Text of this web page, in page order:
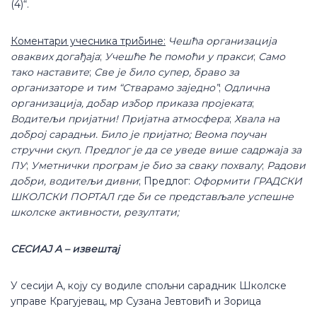
(4)“.
Коментари учесника трибине: Чешћа организација
оваквих догађаја; Учешће ће помоћи у пракси; Само
тако наставите; Све је било супер, браво за
организаторе и тим “Стварамо заједно”; Одлична
организација, добар избор приказа пројеката;
Водитељи пријатни! Пријатна атмосфера; Хвала на
доброј сарадњи. Било је пријатно; Веома поучан
стручни скуп. Предлог је да се уведе више садржаја за
ПУ; Уметнички програм је био за сваку похвалу; Радови
добри, водитељи дивни; Предлог: Оформити ГРАДСКИ
ШКОЛСКИ ПОРТАЛ где би се представљале успешне
школске активности, резултати;
СЕСИАЈ А – извештај
У сесији А, коју су водиле спољни сарадник Школске
управе Крагујевац, мр Сузана Јевтовић и Зорица